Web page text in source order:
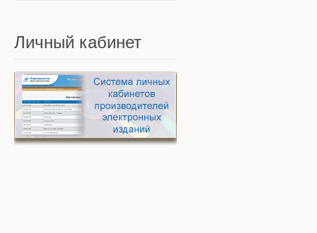
Личный кабинет